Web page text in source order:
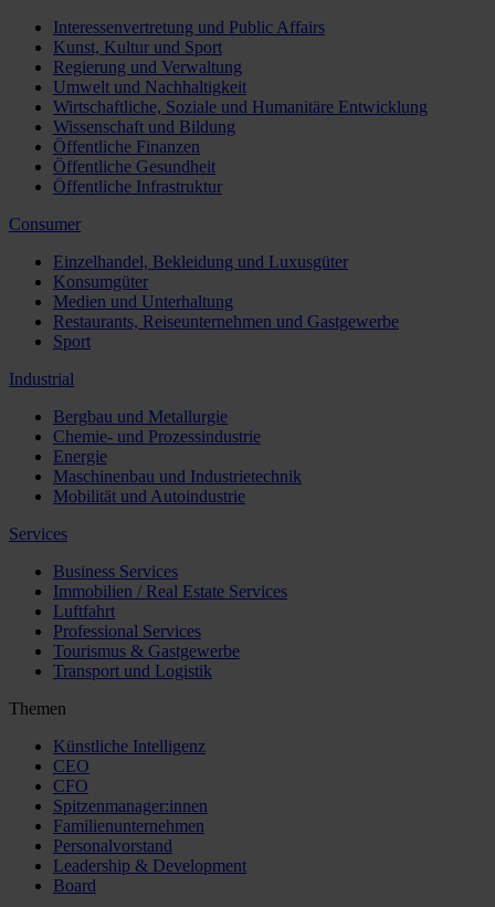
Interessenvertretung und Public Affairs
Kunst, Kultur und Sport
Regierung und Verwaltung
Umwelt und Nachhaltigkeit
Wirtschaftliche, Soziale und Humanitäre Entwicklung
Wissenschaft und Bildung
Öffentliche Finanzen
Öffentliche Gesundheit
Öffentliche Infrastruktur
Consumer
Einzelhandel, Bekleidung und Luxusgüter
Konsumgüter
Medien und Unterhaltung
Restaurants, Reiseunternehmen und Gastgewerbe
Sport
Industrial
Bergbau und Metallurgie
Chemie- und Prozessindustrie
Energie
Maschinenbau und Industrietechnik
Mobilität und Autoindustrie
Services
Business Services
Immobilien / Real Estate Services
Luftfahrt
Professional Services
Tourismus & Gastgewerbe
Transport und Logistik
Themen
Künstliche Intelligenz
CEO
CFO
Spitzenmanager:innen
Familienunternehmen
Personalvorstand
Leadership & Development
Board